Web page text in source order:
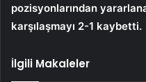
pozisyonlarından
karşılaşmayı 2-1 kaybetti.
İlgili Makaleler